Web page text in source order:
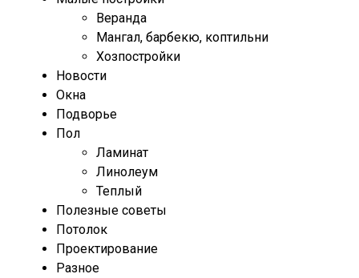
Веранда
Мангал, барбекю, коптильни
Хозпостройки
Новости
Окна
Подворье
Пол
Ламинат
Линолеум
Теплый
Полезные советы
Потолок
Проектирование
Разное